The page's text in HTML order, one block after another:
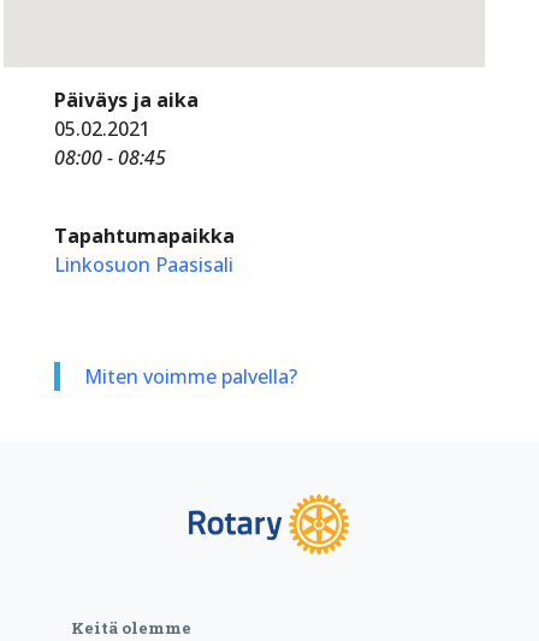
Päiväys ja aika
05.02.2021
08:00 - 08:45
Tapahtumapaikka
Linkosuon Paasisali
Miten voimme palvella?
Keitä olemme